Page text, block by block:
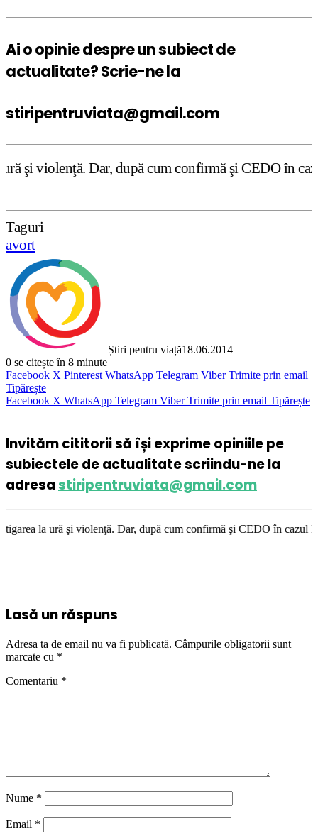
Ai o opinie despre un subiect de
actualitate? Scrie-ne la
stiripentruviata@gmail.com
cum confirmă şi CEDO în cazul Handyside
Taguri
avort
Știri pentru viață18.06.2014
0 se citește în 8 minute
Facebook X Pinterest WhatsApp Telegram Viber Trimite prin email
Tipărește
Facebook X WhatsApp Telegram Viber Trimite prin email Tipărește
Invităm cititorii să își exprime opiniile pe
subiectele de actualitate scriindu-ne la
adresastiripentruviata@gmail.com
Dar, după cum confirmă şi CEDO în cazul Handyside vs.
Lasă un răspuns
Adresa ta de email nu va fi publicată. Câmpurile obligatorii sunt
marcate cu *
Comentariu *
Nume *
Email *